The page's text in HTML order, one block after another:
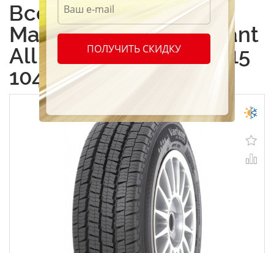
Всесезонные шины
Matador MPS 125 Variant
All Weather 205/70 R15
104R
ПОЛУЧИТЬ СКИДКУ